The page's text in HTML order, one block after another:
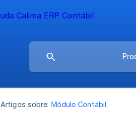
Artigos sobre: Módulo Contábil